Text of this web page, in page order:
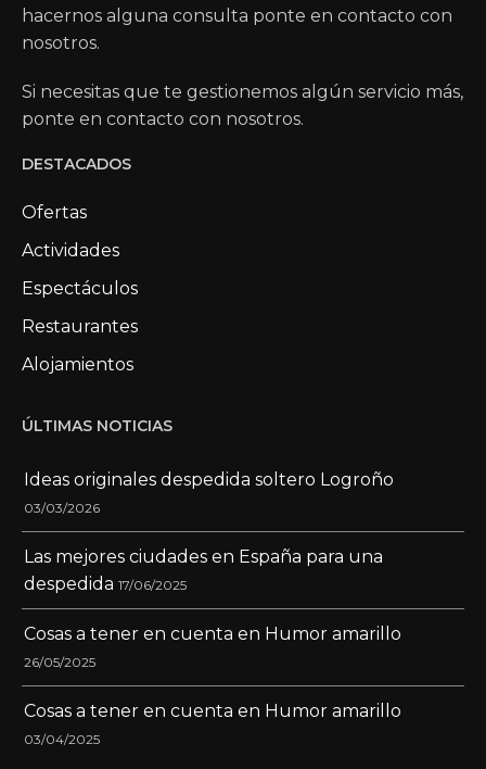
hacernos alguna consulta ponte en contacto con
nosotros.
Si necesitas que te gestionemos algún servicio más,
ponte en contacto con nosotros.
DESTACADOS
Ofertas
Actividades
Espectáculos
Restaurantes
Alojamientos
ÚLTIMAS NOTICIAS
Ideas originales despedida soltero Logroño
03/03/2026
Las mejores ciudades en España para una
despedida 17/06/2025
Cosas a tener en cuenta en Humor amarillo
26/05/2025
Cosas a tener en cuenta en Humor amarillo
03/04/2025